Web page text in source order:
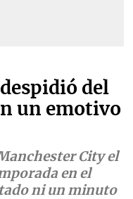
del
un emotivo
City el
en el
ni un minuto